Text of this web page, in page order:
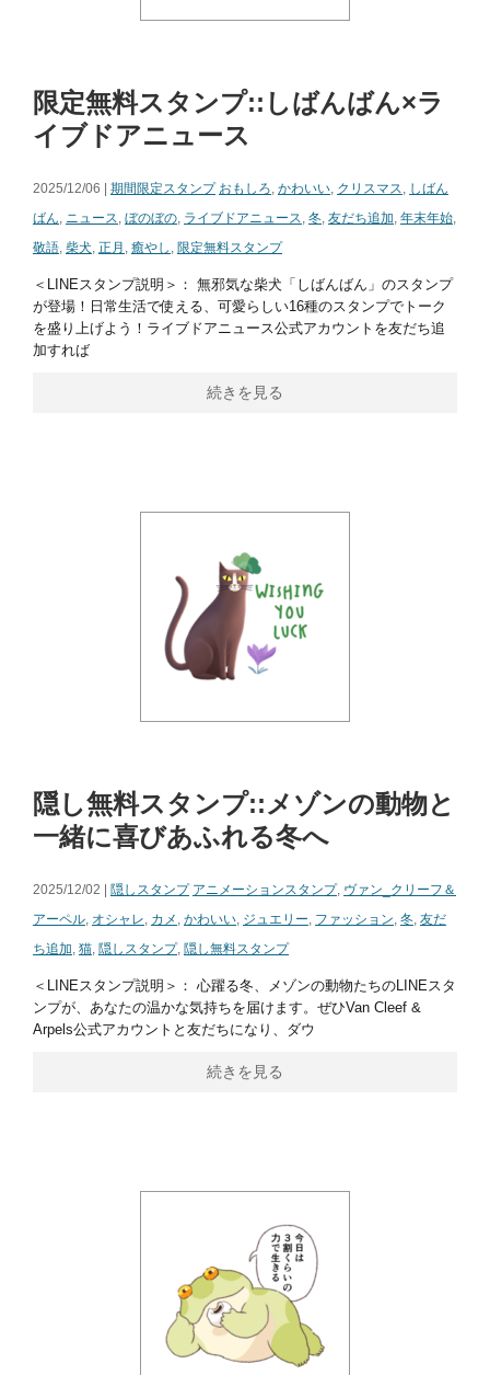
限定無料スタンプ::しばんばん×ラ
イブドアニュース
2025/12/06 | 期間限定スタンプ おもしろ, かわいい, クリスマス, しばん
ばん, ニュース, ぼのぼの, ライブドアニュース, 冬, 友だち追加, 年末年始,
敬語, 柴犬, 正月 , 癒やし , 限定無料スタンプ
＜LINEスタンプ説明＞： 無邪気な柴犬「しばんばん」のスタンプ
が登場！日常生活で使える、可愛らしい16種のスタンプでトーク
を盛り上げよう！ライブドアニュース公式アカウントを友だち追
加すれば
続きを見る
隠し無料スタンプ::メゾンの動物と
一緒に喜びあふれる冬へ
2025/12/02 | 隠しスタンプ アニメーションスタンプ, ヴァン_クリーフ＆
アーペル, オシャレ, カメ , かわいい, ジュエリー, ファッション, 冬, 友だ
ち追加, 猫, 隠しスタンプ, 隠し無料スタンプ
＜LINEスタンプ説明＞： 心躍る冬、メゾンの動物たちのLINEスタ
ンプが、あなたの温かな気持ちを届けます。ぜひVan Cleef &
Arpels公式アカウントと友だちになり、ダウ
続きを見る